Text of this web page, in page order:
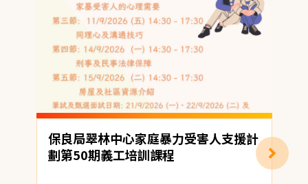
保良局翠林中心家庭暴力受害人支援計
劃第50期義工培訓課程